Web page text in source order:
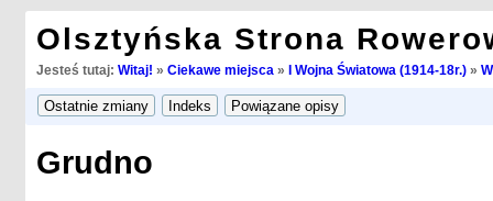
Olsztyńska Strona
Jesteś tutaj: Witaj! » Ciekawe miejsca » I Wojna Światowa (1914-18r.)»
Grudno